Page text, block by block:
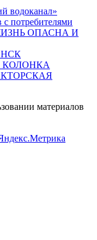
водоканал»
с потребителями
ОПАСНА И
КОЛОНКА
материалов